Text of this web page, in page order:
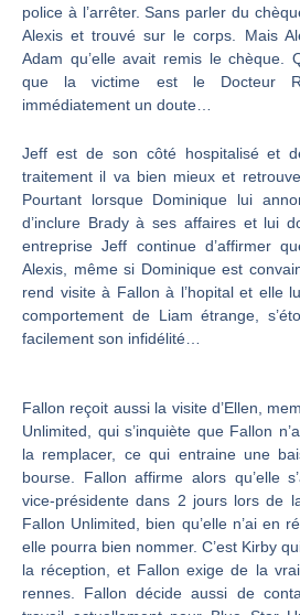
police à l’arrêter. Sans parler du
Alexis et trouvé sur le corps. Mais
Adam qu’elle avait remis le chèque.
que la victime est le Docteur
immédiatement un doute…
Jeff est de son côté hospitalisé et
traitement il va bien mieux et
Pourtant lorsque Dominique lui
d’inclure Brady à ses affaires et lui
entreprise Jeff continue d’affirmer
Alexis, même si Dominique est
rend visite à Fallon à l’hopital et elle
comportement de Liam étrange,
facilement son infidélité…
Fallon reçoit aussi la visite d’Ellen,
Unlimited, qui s’inquiète que Fallon
la remplacer, ce qui entraine une
bourse. Fallon affirme alors qu’elle
vice-présidente dans 2 jours lors de
Fallon Unlimited, bien qu’elle n’ai en
elle pourra bien nommer. C’est Kirby
la réception, et Fallon exige de la
rennes. Fallon décide aussi de